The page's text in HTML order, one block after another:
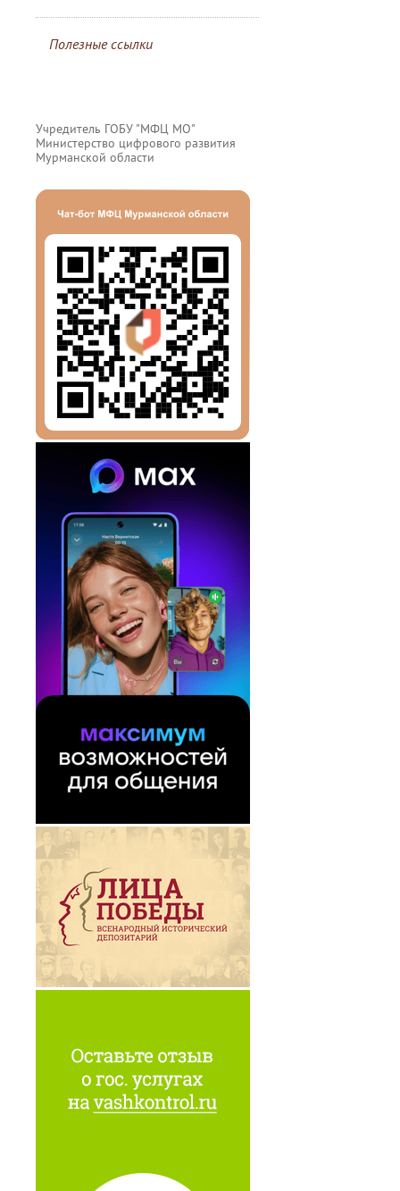
Полезные ссылки
Учредитель ГОБУ "МФЦ МО"
Министерство цифрового развития
Мурманской области